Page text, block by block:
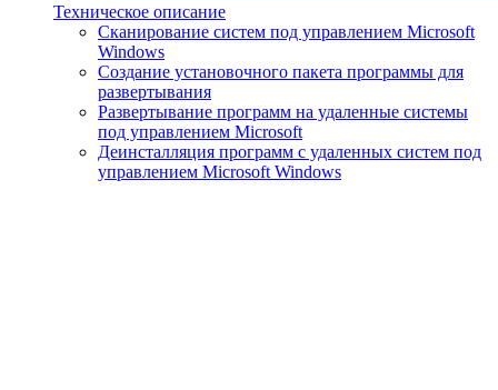
Техническое описание
Сканирование систем под управлением Microsoft
Windows
Создание установочного пакета программы для
развертывания
Развертывание программ на удаленные системы
под управлением Microsoft
Деинсталляция программ с удаленных систем под
управлением Microsoft Windows